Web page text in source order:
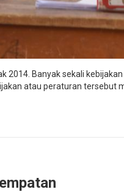
2014. Banyak sekali
atau peraturan tersebut